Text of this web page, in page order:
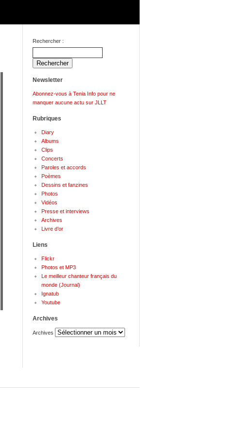
Rechercher :
Newsletter
Abonnez-vous à Tenia Info pour ne
manquer aucune actu sur JLLT
Rubriques
Diary
Albums
Clips
Concerts
Paroles et accords
Poèmes
Dessins et fanzines
Photos
Vidéos
Presse et interviews
Archives
Livre d’or
Liens
Flickr
Photos et MP3
Le meilleur chanteur français du
monde (Journal)
Ignatub
Youtube
Archives
Archives